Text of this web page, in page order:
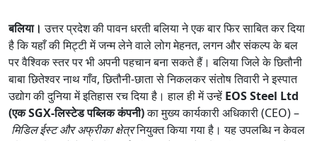
बलिया। उत्तर प्रदेश की पावन धरती बलिया ने एक बार फिर साबित कर दिया
है कि यहाँ की मिट्टी में जन्म लेने वाले लोग मेहनत, लगन और संकल्प के बल
पर वैश्विक स्तर पर भी अपनी पहचान बना सकते हैं। बलिया जिले के छितौनी
बाबा छितेश्वर नाथ गाँव, छितौनी-छाता से निकलकर संतोष तिवारी ने इस्पात
उद्योग की दुनिया में इतिहास रच दिया है। हाल ही में उन्हें EOS Steel Ltd
(एक SGX-लिस्टेड पब्लिक कंपनी)का मुख्य कार्यकारी अधिकारी (CEO) –
मिडिल ईस्ट और अफ्रीका क्षेत्रनियुक्त किया गया है। यह उपलब्धि न केवल